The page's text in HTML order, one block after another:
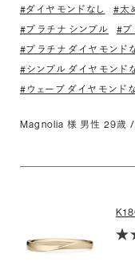
#ダイヤモンドなし
#太
#プラチナ シンプル
#プ
#プラチナ ダイヤモンド
#シンプル ダイヤモンド
#ウェーブ ダイヤモンド
Magnolia 様 男性 29歳